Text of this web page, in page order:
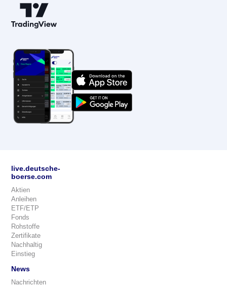
live.deutsche-
boerse.com
Aktien
Anleihen
ETF/ETP
Fonds
Rohstoffe
Zertifikate
Nachhaltig
Einstieg
News
Nachrichten